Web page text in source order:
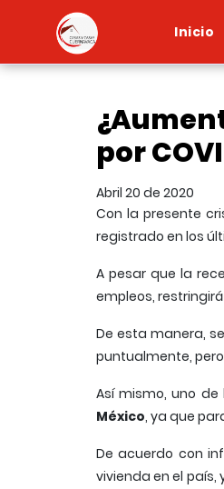
Inicio
por
Abril 20 de 2020
Con la presente
registrado en los
A pesar que la
empleos,
De esta manera,
puntualmente,
Así mismo, uno
México, ya que
De acuerdo con
vivienda en el